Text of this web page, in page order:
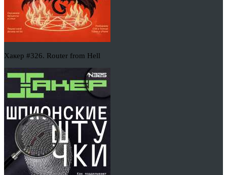
Хакер #326. Router from Hell